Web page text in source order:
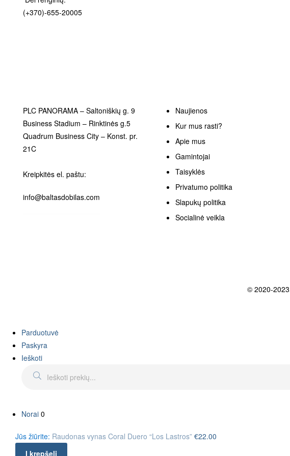
(+370)-655-20005
PLC PANORAMA – Saltoniškių g. 9
Business Stadium – Rinktinės g.5
Quadrum Business City – Konst. pr.
21C
Kreipkitės el. paštu:
info@baltasdobilas.com
Naujienos
Kur mus rasti?
Apie mus
Gamintojai
Taisyklės
Privatumo politika
Slapukų politika
Socialinė veikla
© 2020-
Parduotuvė
Paskyra
Ieškoti
Norai 0
Jūs žiūrite: Raudonas vynas Coral Duero “Los Lastros” €22.00
Į krepšelį